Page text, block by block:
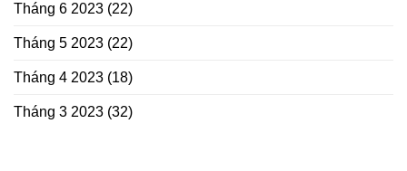
Tháng 6 2023 (22)
Tháng 5 2023 (22)
Tháng 4 2023 (18)
Tháng 3 2023 (32)